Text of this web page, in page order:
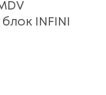
INFINI